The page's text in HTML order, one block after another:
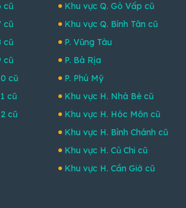
cũ
cũ
cũ
cũ
cũ
cũ
cũ
Khu vực Q. Gò Vấp cũ
Khu vực Q. Bình Tân cũ
P. Vũng Tàu
P. Bà Rịa
P. Phú Mỹ
Khu vực H. Nhà Bè cũ
Khu vực H. Hóc Môn cũ
Khu vực H. Bình Chánh cũ
Khu vực H. Củ Chi cũ
Khu vực H. Cần Giờ cũ